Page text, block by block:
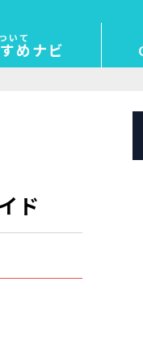
いて
めナビ
ド